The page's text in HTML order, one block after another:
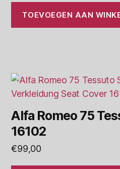
TOEVOEGEN AAN
Alfa Romeo 75
16102
€99,00